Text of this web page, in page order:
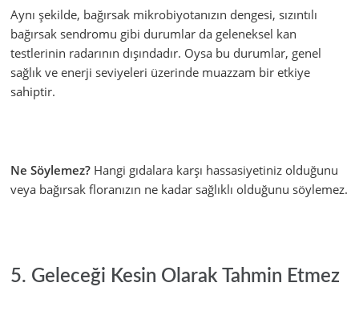
Aynı şekilde, bağırsak mikrobiyotanızın dengesi, sızıntılı
bağırsak sendromu gibi durumlar da geleneksel kan
testlerinin radarının dışındadır. Oysa bu durumlar, genel
sağlık ve enerji seviyeleri üzerinde muazzam bir etkiye
sahiptir.
Ne Söylemez? Hangi gıdalara karşı hassasiyetiniz olduğunu
veya bağırsak floranızın ne kadar sağlıklı olduğunu söylemez.
5. Geleceği Kesin Olarak Tahmin Etmez